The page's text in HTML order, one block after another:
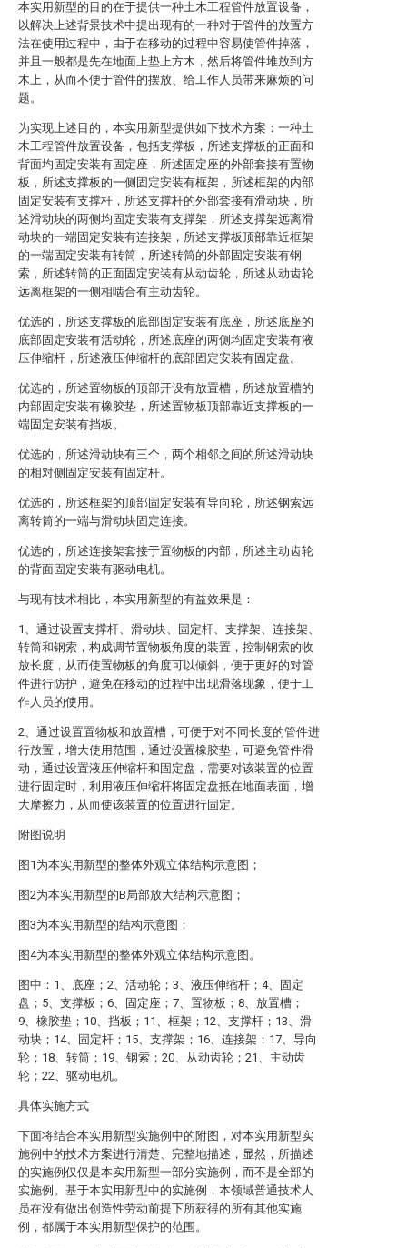
本实用新型的目的在于提供一种土木工程管件放置设备，
以解决上述背景技术中提出现有的一种对于管件的放置方
法在使用过程中，由于在移动的过程中容易使管件掉落，
并且一般都是先在地面上垫上方木，然后将管件堆放到方
木上，从而不便于管件的摆放、给工作人员带来麻烦的问
题。
为实现上述目的，本实用新型提供如下技术方案：一种土
木工程管件放置设备，包括支撑板，所述支撑板的正面和
背面均固定安装有固定座，所述固定座的外部套接有置物
板，所述支撑板的一侧固定安装有框架，所述框架的内部
固定安装有支撑杆，所述支撑杆的外部套接有滑动块，所
述滑动块的两侧均固定安装有支撑架，所述支撑架远离滑
动块的一端固定安装有连接架，所述支撑板顶部靠近框架
的一端固定安装有转筒，所述转筒的外部固定安装有钢
索，所述转筒的正面固定安装有从动齿轮，所述从动齿轮
远离框架的一侧相啮合有主动齿轮。
优选的，所述支撑板的底部固定安装有底座，所述底座的
底部固定安装有活动轮，所述底座的两侧均固定安装有液
压伸缩杆，所述液压伸缩杆的底部固定安装有固定盘。
优选的，所述置物板的顶部开设有放置槽，所述放置槽的
内部固定安装有橡胶垫，所述置物板顶部靠近支撑板的一
端固定安装有挡板。
优选的，所述滑动块有三个，两个相邻之间的所述滑动块
的相对侧固定安装有固定杆。
优选的，所述框架的顶部固定安装有导向轮，所述钢索远
离转筒的一端与滑动块固定连接。
优选的，所述连接架套接于置物板的内部，所述主动齿轮
的背面固定安装有驱动电机。
与现有技术相比，本实用新型的有益效果是：
1、通过设置支撑杆、滑动块、固定杆、支撑架、连接架、
转筒和钢索，构成调节置物板角度的装置，控制钢索的收
放长度，从而使置物板的角度可以倾斜，便于更好的对管
件进行防护，避免在移动的过程中出现滑落现象，便于工
作人员的使用。
2、通过设置置物板和放置槽，可便于对不同长度的管件进
行放置，增大使用范围，通过设置橡胶垫，可避免管件滑
动，通过设置液压伸缩杆和固定盘，需要对该装置的位置
进行固定时，利用液压伸缩杆将固定盘抵在地面表面，增
大摩擦力，从而使该装置的位置进行固定。
附图说明
图1为本实用新型的整体外观立体结构示意图；
图2为本实用新型的B局部放大结构示意图；
图3为本实用新型的结构示意图；
图4为本实用新型的整体外观立体结构示意图。
图中：1、底座；2、活动轮；3、液压伸缩杆；4、固定
盘；5、支撑板；6、固定座；7、置物板；8、放置槽；
9、橡胶垫；10、挡板；11、框架；12、支撑杆；13、滑
动块；14、固定杆；15、支撑架；16、连接架；17、导向
轮；18、转筒；19、钢索；20、从动齿轮；21、主动齿
轮；22、驱动电机。
具体实施方式
下面将结合本实用新型实施例中的附图，对本实用新型实
施例中的技术方案进行清楚、完整地描述，显然，所描述
的实施例仅仅是本实用新型一部分实施例，而不是全部的
实施例。基于本实用新型中的实施例，本领域普通技术人
员在没有做出创造性劳动前提下所获得的所有其他实施
例，都属于本实用新型保护的范围。